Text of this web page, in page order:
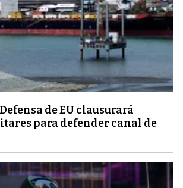
de EU clausurará
para defender canal de